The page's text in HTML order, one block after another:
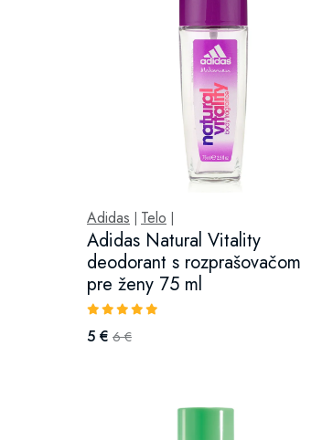
Adidas Telo
Adidas Natural Vitality
deodorant s rozprašovačom
pre ženy 75 ml
5 € 6 €